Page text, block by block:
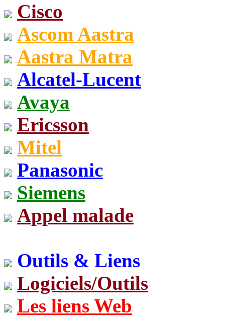
Cisco
Ascom Aastra
Aastra Matra
Alcatel-Lucent
Avaya
Ericsson
Mitel
Panasonic
Siemens
Appel malade
Outils & Liens
Logiciels/Outils
Les liens Web